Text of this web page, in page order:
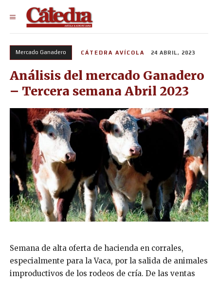
Mercado Ganadero CÁTEDRA AVÍCOLA 24 ABRIL, 2023
Análisis del mercado Ganadero
– Tercera semana Abril 2023
Semana de alta oferta de hacienda en corrales,
especialmente para la Vaca, por la salida de animales
improductivos de los rodeos de cría. De las ventas